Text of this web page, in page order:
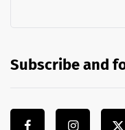
Subscribe and